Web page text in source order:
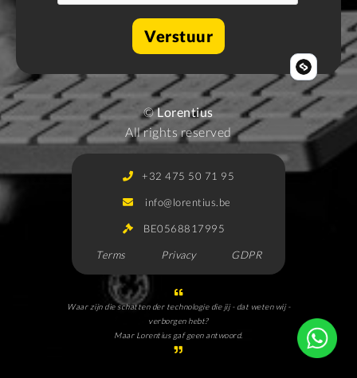
©Lorentius
All rights reserved
+32 475 50 71 95
info@lorentius.be
BE0568817995
Terms Privacy GDPR
Waar zijn die schatten der technologie die jij - dat weten wij -
verborgen hebt?
Maar Lorentius gaf geen antwoord.